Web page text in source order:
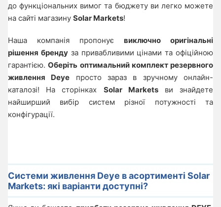
до функціональних вимог та бюджету ви легко можете
на сайті магазину Solar Markets!
Наша компанія пропонує виключно оригінальні
рішення брендуза привабливими цінами та офіційною
гарантією.Оберіть оптимальний комплект резервного
живлення Deye просто зараз в зручному онлайн-
каталозі! На сторінках Solar Marketsви знайдете
найширший вибір систем різної потужності та
конфігурації.
Системи живлення Deye в асортименті Solar
Markets: які варіанти доступні?